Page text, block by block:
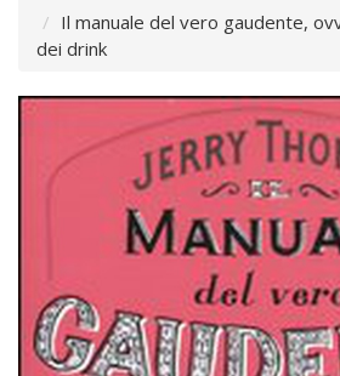
Il manuale del vero gaudente,
dei drink